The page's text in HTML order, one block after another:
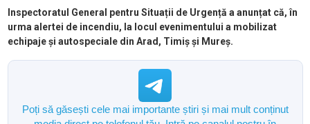
Inspectoratul General pentru Situații de Urgență a anunțat că, în
urma alertei de incendiu, la locul evenimentului a mobilizat
echipaje și autospeciale din Arad, Timiș și Mureș.
Poți să găsești cele mai importante știri și mai mult conținut